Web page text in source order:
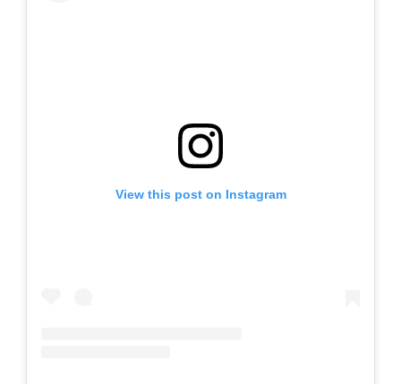
View this post on Instagram